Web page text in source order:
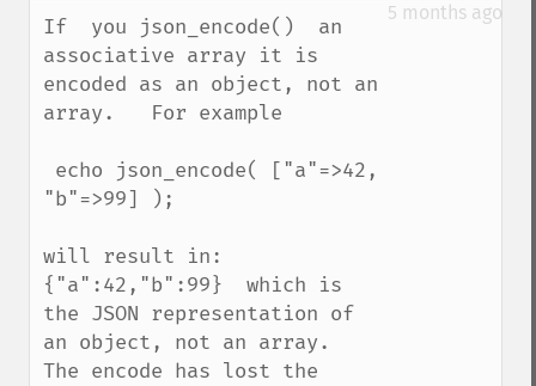
5 months ago
If  you json_encode()  an
associative array it is
encoded as an object, not an
array.   For example
"b"=>99] );
will result in:
{"a":42,"b":99}  which is
the JSON representation of
an object, not an array.
The encode has lost the